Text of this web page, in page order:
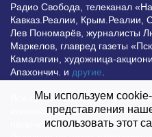
Радио Свобода, телеканал
Кавказ.Реалии, Крым.Реалии,
Лев Пономарёв, журналисты
Маркелов, главред газеты
Камалягин, художница-
Апахончич. и другие
Все права защищены и
использование материалов
наличия активной
Мы используем
представления
использовать этот